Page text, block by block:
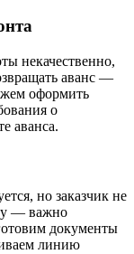
некачественно,
аванс —
оформить
о
аванса.
но заказчик не
— важно
документы
линию